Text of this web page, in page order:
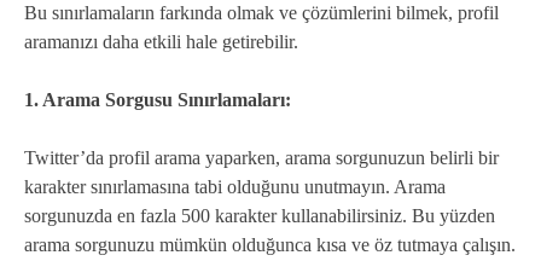
Bu sınırlamaların farkında olmak ve çözümlerini bilmek, profil
aramanızı daha etkili hale getirebilir.
1. Arama Sorgusu Sınırlamaları:
Twitter’da profil arama yaparken, arama sorgunuzun belirli bir
karakter sınırlamasına tabi olduğunu unutmayın. Arama
sorgunuzda en fazla 500 karakter kullanabilirsiniz. Bu yüzden
arama sorgunuzu mümkün olduğunca kısa ve öz tutmaya çalışın.